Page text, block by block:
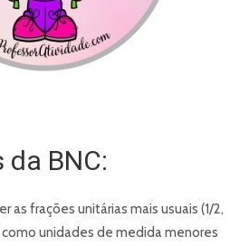
BNC:
as frações unitárias mais usuais (1/2,
como unidades de medida menores